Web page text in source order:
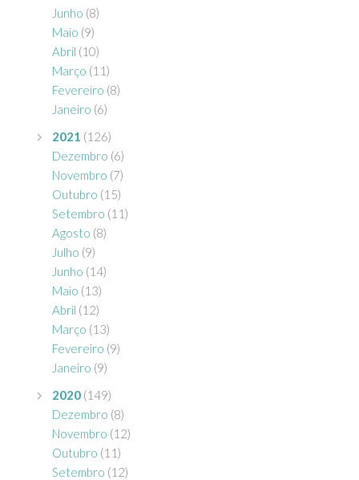
Junho (8)
Maio (9)
Abril (10)
Março (11)
Fevereiro (8)
Janeiro (6)
2021 (126)
Dezembro (6)
Novembro (7)
Outubro (15)
Setembro (11)
Agosto (8)
Julho (9)
Junho (14)
Maio (13)
Abril (12)
Março (13)
Fevereiro (9)
Janeiro (9)
2020 (149)
Dezembro (8)
Novembro (12)
Outubro (11)
Setembro (12)